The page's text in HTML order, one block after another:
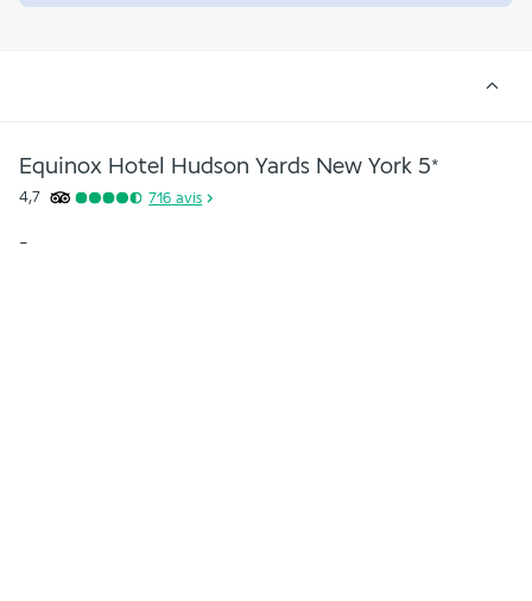
Equinox Hotel Hudson Yards New York 5*
4,7 716 avis
-